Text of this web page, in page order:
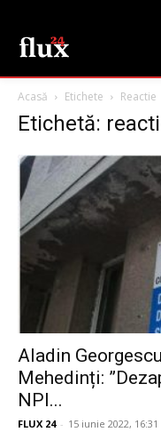
Acasă Etichete Reactie
Etichetă:
Aladin
Mehedinți:
NPI...
FLUX 24 - 15 iunie 2022, 16:31